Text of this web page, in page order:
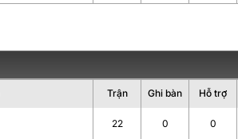
Trận Ghi bàn Hỗ trợ
22 0 0